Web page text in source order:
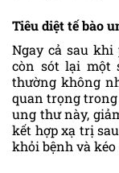
Tiêu diệt tế bào
Ngay cả sau
còn sót lại một
thường không
quan trọng
ung thư này,
kết hợp xạ trị
khỏi bệnh và